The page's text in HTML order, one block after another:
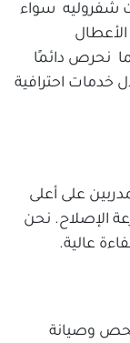
شفروليه سواء
نحرص دائمًا
خدمات احترافية
على أعلى
الإصلاح. نحن
عالية.
وصيانة